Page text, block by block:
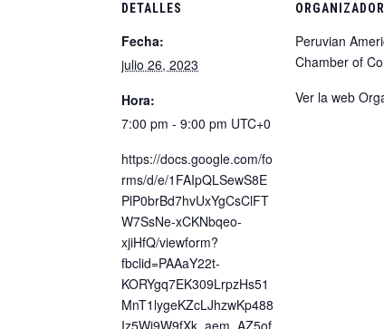
DETALLES
Fecha:
julio 26, 2023
Hora:
7:00 pm - 9:00 pm UTC+0
https://docs.google.com/fo
rms/d/e/1FAIpQLSewS8E
PlP0brBd7hvUxYgCsClFT
W7SsNe-xCKNbqeo-
xjiHfQ/viewform?
fbclid=PAAaY22t-
KORYgq7EK309LrpzHs51
MnT1lygeKZcLJhzwKp488
ORGANIZADOR
Peruvian
Chamber of
Ver la web